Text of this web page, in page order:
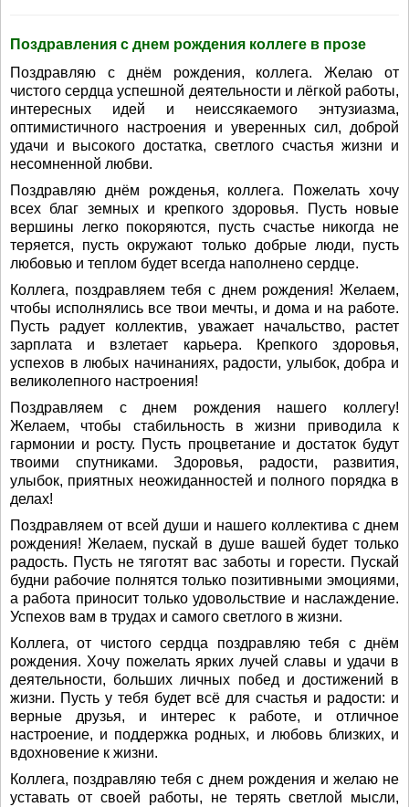
Поздравления с днем рождения коллеге в прозе
Поздравляю с днём рождения, коллега. Желаю от
чистого сердца успешной деятельности и лёгкой работы,
интересных идей и неиссякаемого энтузиазма,
оптимистичного настроения и уверенных сил, доброй
удачи и высокого достатка, светлого счастья жизни и
несомненной любви.
Поздравляю днём рожденья, коллега. Пожелать хочу
всех благ земных и крепкого здоровья. Пусть новые
вершины легко покоряются, пусть счастье никогда не
теряется, пусть окружают только добрые люди, пусть
любовью и теплом будет всегда наполнено сердце.
Коллега, поздравляем тебя с днем рождения! Желаем,
чтобы исполнялись все твои мечты, и дома и на работе.
Пусть радует коллектив, уважает начальство, растет
зарплата и взлетает карьера. Крепкого здоровья,
успехов в любых начинаниях, радости, улыбок, добра и
великолепного настроения!
Поздравляем с днем рождения нашего коллегу!
Желаем, чтобы стабильность в жизни приводила к
гармонии и росту. Пусть процветание и достаток будут
твоими спутниками. Здоровья, радости, развития,
улыбок, приятных неожиданностей и полного порядка в
делах!
Поздравляем от всей души и нашего коллектива с днем
рождения! Желаем, пускай в душе вашей будет только
радость. Пусть не тяготят вас заботы и горести. Пускай
будни рабочие полнятся только позитивными эмоциями,
а работа приносит только удовольствие и наслаждение.
Успехов вам в трудах и самого светлого в жизни.
Коллега, от чистого сердца поздравляю тебя с днём
рождения. Хочу пожелать ярких лучей славы и удачи в
деятельности, больших личных побед и достижений в
жизни. Пусть у тебя будет всё для счастья и радости: и
верные друзья, и интерес к работе, и отличное
настроение, и поддержка родных, и любовь близких, и
вдохновение к жизни.
Коллега, поздравляю тебя с днем рождения и желаю не
уставать от своей работы, не терять светлой мысли,